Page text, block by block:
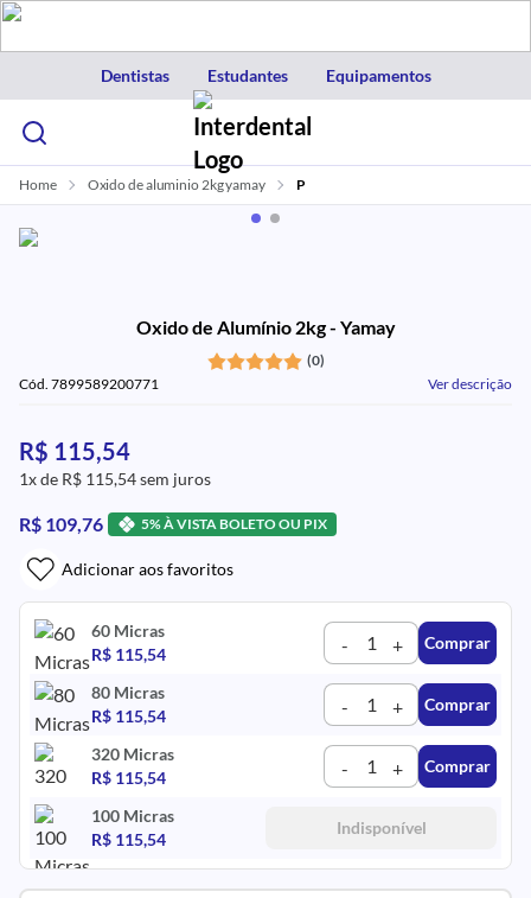
Dentistas Estudantes Equipamentos
Home Oxido de aluminio 2kg yamay P
Oxido de Alumínio 2kg - Yamay
(0)
Cód. 7899589200771
Ver descrição
R$ 115,54
1x de R$ 115,54 sem juros
R$ 109,76 5% À VISTA BOLETO OU PIX
Adicionar aos favoritos
60 Micras
R$ 115,54
- + Comprar
80 Micras
R$ 115,54
- + Comprar
320 Micras
R$ 115,54
- + Comprar
100 Micras
R$ 115,54
Indisponível